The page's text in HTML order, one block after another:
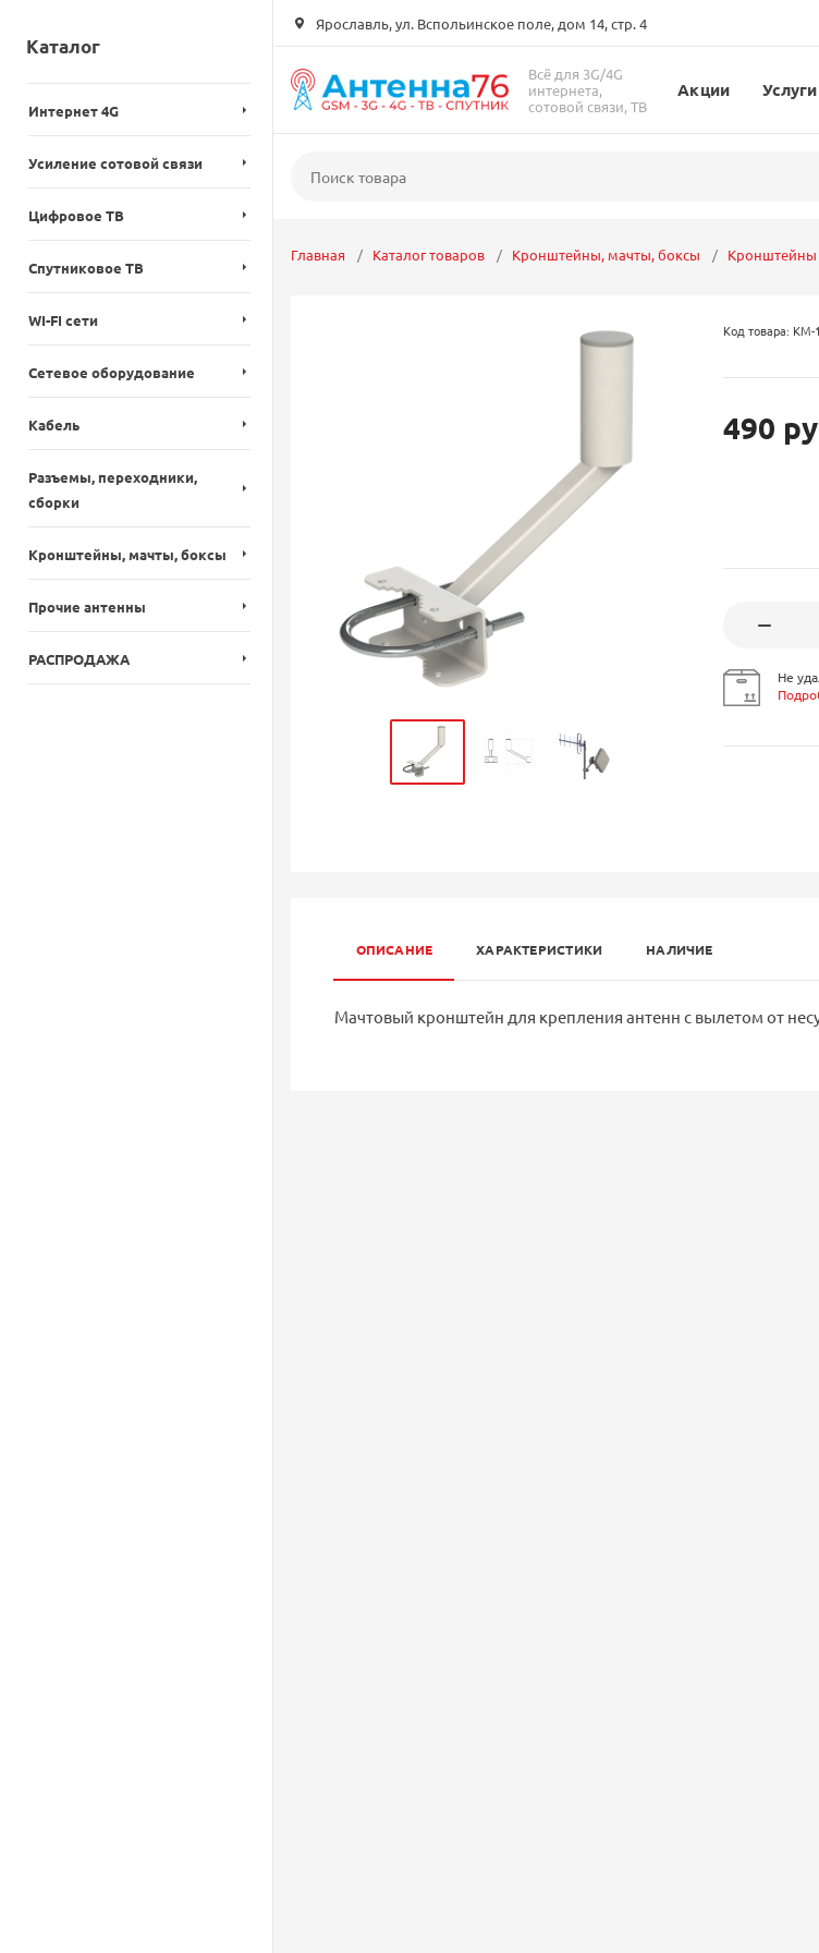
Ярославль, ул. Вспольинское поле, дом 14, стр. 4
Всё для 3G/4G
интернета,
сотовой связи, ТВ
Акции Услуги
Каталог
Интернет 4G
Усиление сотовой связи
Цифровое ТВ
Спутниковое ТВ
WI-FI сети
Сетевое оборудование
Кабель
Разъемы, переходники,
сборки
Кронштейны, мачты, боксы
Прочие антенны
РАСПРОДАЖА
Главная Каталог товаров Кронштейны, мачты, боксы Кронштейны
Код товара: KM-
490
Не
ОПИСАНИЕ ХАРАКТЕРИСТИКИ НАЛИЧИЕ
Мачтовый кронштейн для крепления антенн с вылетом от